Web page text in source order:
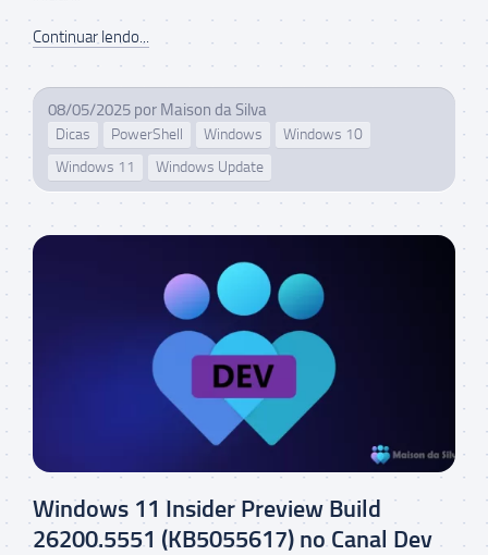
Continuar lendo...
08/05/2025 por Maison da Silva
Dicas PowerShell Windows
Windows 10
Windows 11
Windows Update
Windows 11 Insider Preview Build
26200.5551 (KB5055617) no Canal Dev